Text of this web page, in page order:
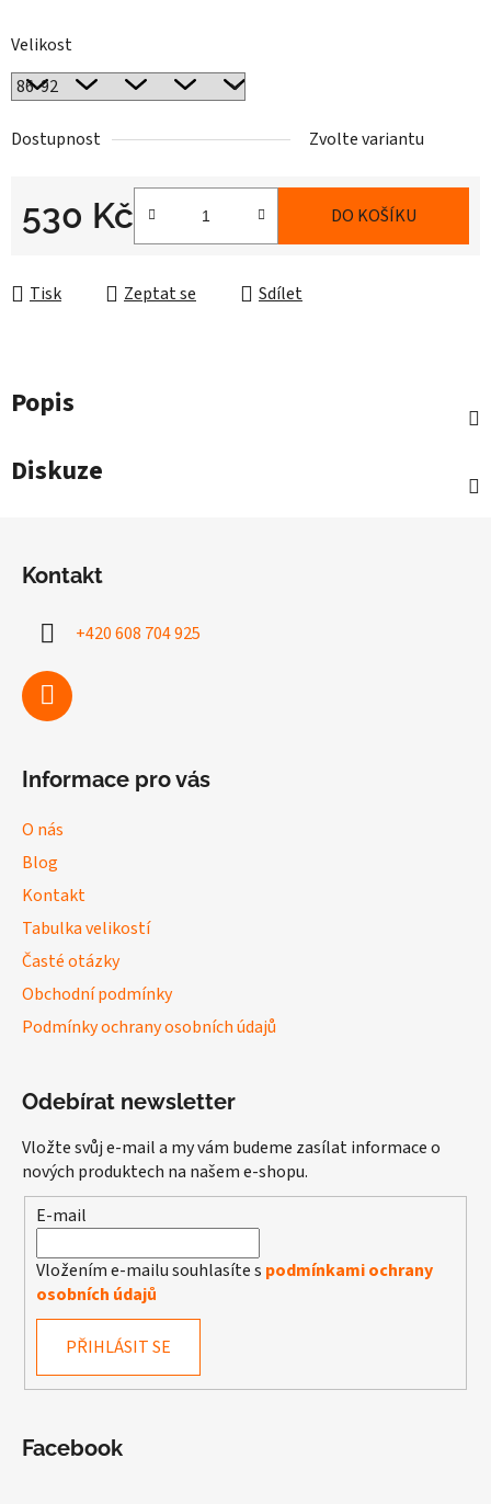
Velikost
Dostupnost Zvolte variantu
530 Kč DO KOŠÍKU
Tisk Zeptat se Sdílet
Popis
Diskuze
Kontakt
+420 608 704 925
Informace pro vás
O nás
Blog
Kontakt
Tabulka velikostí
Časté otázky
Obchodní podmínky
Podmínky ochrany osobních údajů
Odebírat newsletter
Vložte svůj e-mail a my vám budeme zasílat informace o
nových produktech na našem e-shopu.
E-mail
Vložením e-mailu souhlasíte s podmínkami ochrany
osobních údajů
PŘIHLÁSIT SE
Facebook